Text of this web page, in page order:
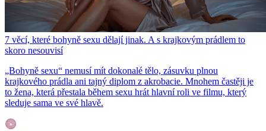
7 věcí, které bohyně sexu dělají jinak. A s krajkovým prádlem to
skoro nesouvisí
„Bohyně sexu“ nemusí mít dokonalé tělo, zásuvku plnou
krajkového prádla ani tajný diplom z akrobacie. Mnohem častěji je
to žena, která přestala během sexu hrát hlavní roli ve filmu, který
sleduje sama ve své hlavě.